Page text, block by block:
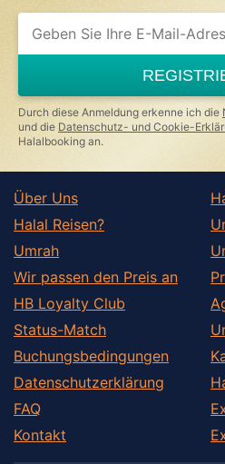
Durch diese Anmeldung erkenne ich die
und die Datenschutz- und Cookie-
Halalbooking an.
Über Uns
Halal Reisen?
Umrah
Wir passen den Preis an
HB Loyalty Club
Status-Match
Buchungsbedingungen
Datenschutzerklärung
FAQ
Kontakt